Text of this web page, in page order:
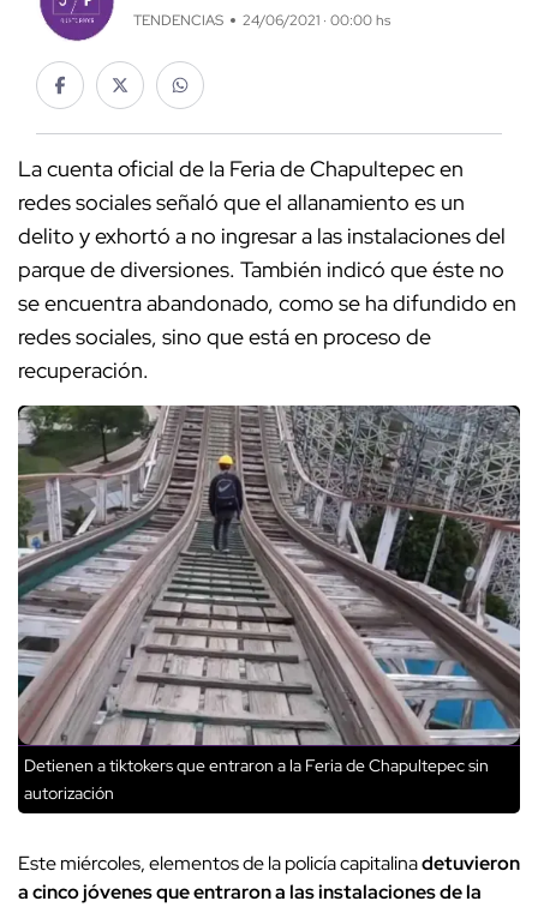
TENDENCIAS 24/06/2021 · 00:00 hs
La cuenta oficial de la Feria de Chapultepec en
redes sociales señaló que el allanamiento es un
delito y exhortó a no ingresar a las instalaciones del
parque de diversiones. También indicó que éste no
se encuentra abandonado, como se ha difundido en
redes sociales, sino que está en proceso de
recuperación.
Detienen a tiktokers que entraron a la Feria de Chapultepec sin
autorización
Este miércoles, elementos de la policía capitalinadetuvieron
a cinco jóvenes que entraron a las instalaciones de la